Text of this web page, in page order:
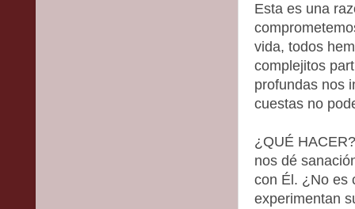
Esta es una
vida, todos
complejitos
profundas nos
cuestas no
¿QUÉ
nos dé
con Él. ¿No es
experimentan